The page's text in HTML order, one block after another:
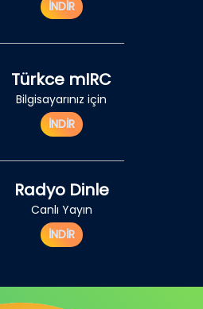
İNDİR
Türkce mIRC
Bilgisayarınız için
İNDİR
Radyo Dinle
Canlı Yayın
İNDİR